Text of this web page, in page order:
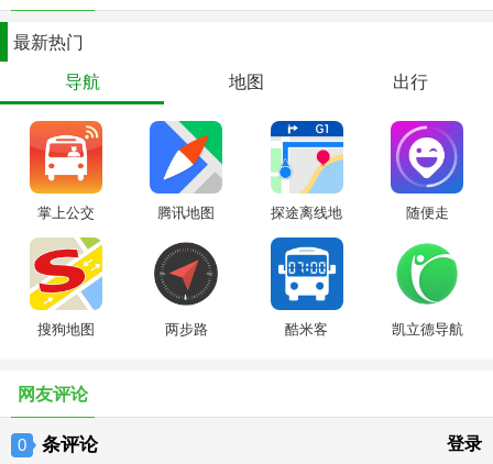
最新热门
导航
地图 出行
掌上公交 腾讯地图
探途离线地
图
随便走
搜狗地图 两步路 酷米客 凯立德导航
网友评论
0 条评论 登录